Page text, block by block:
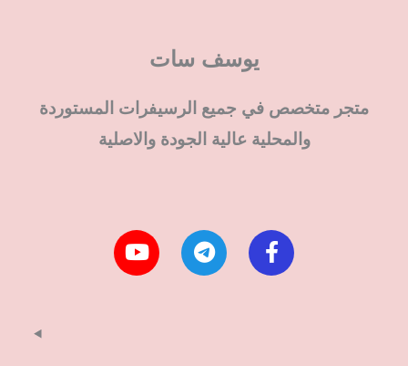
يوسف سات
متجر متخصص في جميع الرسيفرات المستوردة
والمحلية عالية الجودة والاصلية